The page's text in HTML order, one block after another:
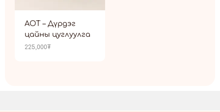
AOT – Дүрдэг
цайны цуглуулга
225,000₮